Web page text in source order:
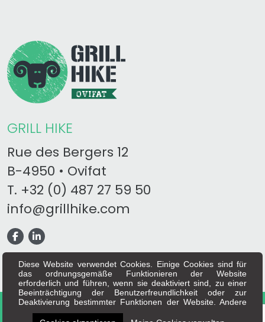
GRILL HIKE
Rue des Bergers 12
B-4950 • Ovifat
T. +32 (0) 487 27 59 50
info@grillhike.com
Copyright 2026 -allgemeine verkaufsbedingungen -
Diese Website verwendet Cookies. Einige Cookies sind für
das ordnungsgemäße Funktionieren der Website
erforderlich und führen, wenn sie deaktiviert sind, zu einer
Beeinträchtigung der Benutzerfreundlichkeit oder zur
Deaktivierung bestimmter Funktionen der Website. Andere
Cookies werden zu Analyse- oder Marketingzwecken